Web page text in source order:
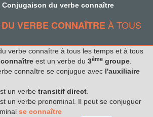
Conjugaison du verbe connaître
VERBE CONNAÎTREÀ TOUS
verbe connaître à tous les temps et à tous
connaître est un verbe du 3ème groupe
connaître se conjugue avec l'auxiliaire
un verbe transitif direct
un verbe pronominal. Il peut se conjuguer
se connaître